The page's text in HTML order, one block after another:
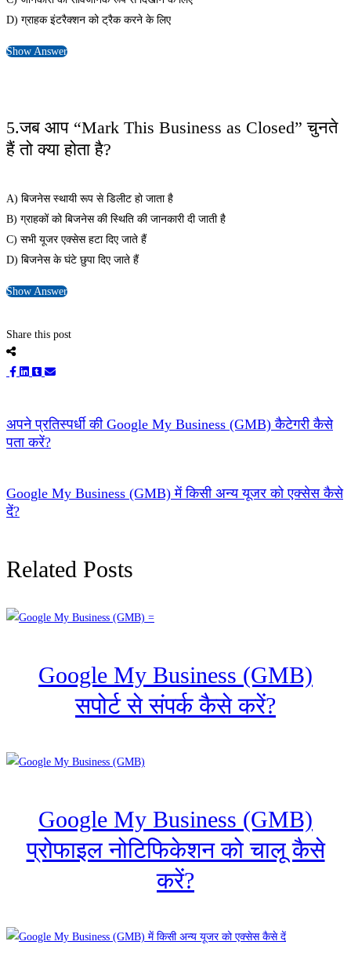
D) ग्राहक इंटरैक्शन को ट्रैक करने के लिए
Show Answer
5.जब आप “Mark This Business as Closed” चुनते
हैं तो क्या होता है?
A) बिजनेस स्थायी रूप से डिलीट हो जाता है
B) ग्राहकों को बिजनेस की स्थिति की जानकारी दी जाती है
C) सभी यूजर एक्सेस हटा दिए जाते हैं
D) बिजनेस के घंटे छुपा दिए जाते हैं
Show Answer
Share this post
अपने प्रतिस्पर्धी की Google My Business (GMB) कैटेगरी कैसे
पता करें?
Google My Business (GMB) में किसी अन्य यूजर को एक्सेस कैसे
दें?
Related Posts
Google My Business (GMB)
सपोर्ट से संपर्क कैसे करें?
Google My Business (GMB)
प्रोफाइल नोटिफिकेशन को चालू कैसे
करें?